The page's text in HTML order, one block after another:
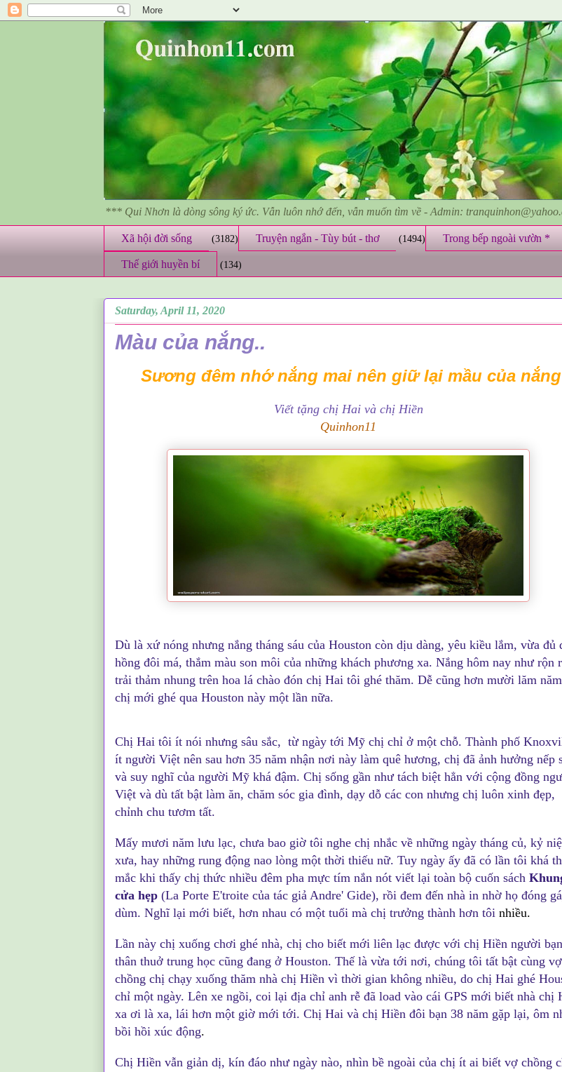
*** Qui Nhơn là dòng sông ký ức. Vẫn luôn nhớ đến, vẫn muốn tìm về - Admin:
Xã hội đời sống (3182) Truyện ngắn - Tùy bút - thơ (1494) Trong bếp ngoài vườn *
Thế giới huyền bí (134)
Saturday, April 11, 2020
Màu của nắng..
Sương đêm nhớ nắng mai nên giữ lại mầu của nắng
Viết tặng chị Hai và chị Hiền
Quinhon11
Dù là xứ nóng nhưng nắng tháng sáu của Houston còn dịu dàng, yêu kiều lắm, vừa đủ
hồng đôi má, thắm màu son môi của những khách phương xa. Nắng hôm nay như rộn
trải thảm nhung trên hoa lá chào đón chị Hai tôi ghé thăm. Dễ cũng hơn mười lăm
chị mới ghé qua Houston này một lần nữa.
Chị Hai tôi ít nói nhưng sâu sắc, từ ngày tới Mỹ chị chỉ ở một chỗ. Thành phố
ít người Việt nên sau hơn 35 năm nhận nơi này làm quê hương, chị đã ảnh hưởng nếp
và suy nghĩ của người Mỹ khá đậm. Chị sống gần như tách biệt hẳn với cộng đồng
Việt và dù tất bật làm ăn, chăm sóc gia đình, dạy dỗ các con nhưng chị luôn xinh đẹp,
chỉnh chu tươm tất.
Mấy mươi năm lưu lạc, chưa bao giờ tôi nghe chị nhắc về những ngày tháng củ, kỷ
xưa, hay những rung động nao lòng một thời thiếu nữ. Tuy ngày ấy đã có lần tôi khá
mắc khi thấy chị thức nhiều đêm pha mực tím nắn nót viết lại toàn bộ cuốn sách
cửa hẹp(La Porte E'troite của tác giả Andre' Gide), rồi đem đến nhà in nhờ họ đóng
dùm. Nghĩ lại mới biết, hơn nhau có một tuổi mà chị trưởng thành hơn tôi nhiều.
Lần này chị xuống chơi ghé nhà, chị cho biết mới liên lạc được với chị Hiền người bạn
thân thuở trung học cũng đang ở Houston. Thế là vừa tới nơi, chúng tôi tất bật cùng vợ
chồng chị chạy xuống thăm nhà chị Hiền vì thời gian không nhiều, do chị Hai ghé
chỉ một ngày. Lên xe ngồi, coi lại địa chỉ anh rễ đã load vào cái GPS mới biết nhà chị
xa ơi là xa, lái hơn một giờ mới tới. Chị Hai và chị Hiền đôi bạn 38 năm gặp lại, ôm
bồi hồi xúc động.
Chị Hiền vẫn giản dị, kín đáo như ngày nào, nhìn bề ngoài của chị ít ai biết vợ chồng